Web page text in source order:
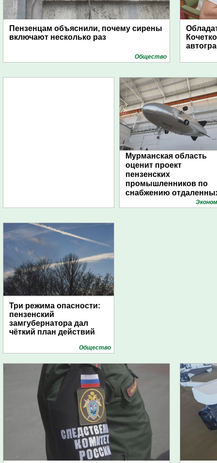
Пензенцам объяснили, почему сирены
включают несколько раз
Общество
Мурманская область
оценит проект
пензенских
промышленников по
снабжению
поселений с помощью
Три режима опасности:
пензенский
замгубернатора дал
чёткий план действий
Общество